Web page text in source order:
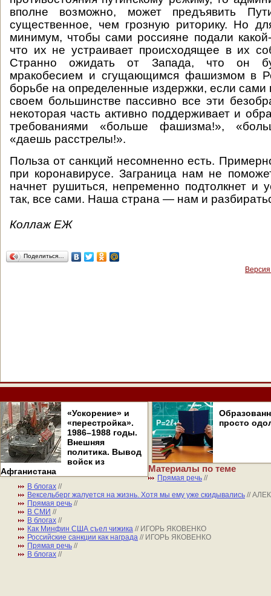
вполне возможно, может предъявить
существенное, чем грозную риторику. Но
минимум, чтобы сами россияне подали
что их не устраивает происходящее в их
Странно ожидать от Запада, что он
мракобесием и сгущающимся фашизмом в
борьбе на определенные издержки, если сами
своем большинстве пассивно все эти
некоторая часть активно поддерживает и
требованиями «больше фашизма!»,
«даешь расстрелы!».
Польза от санкций несомненно есть.
при коронавирусе. Заграница нам не
начнет рушиться, непременно подтолкнет и
так, все сами. Наша страна — нам и
Коллаж ЕЖ
Поделиться…
«Ускорение» и
«перестройка».
1986–1988 годы.
Внешняя
политика. Вывод
войск из
Афганистана
просто
Материалы по теме
Прямая речь //
В блогах //
Вексельберг жалуется на жизнь. Хотя мы ему уже скидывались //
Прямая речь //
В СМИ //
В блогах //
Как Минфин США съел чижика // ИГОРЬ ЯКОВЕНКО
Российские санкции как награда // ИГОРЬ ЯКОВЕНКО
Прямая речь //
В блогах //